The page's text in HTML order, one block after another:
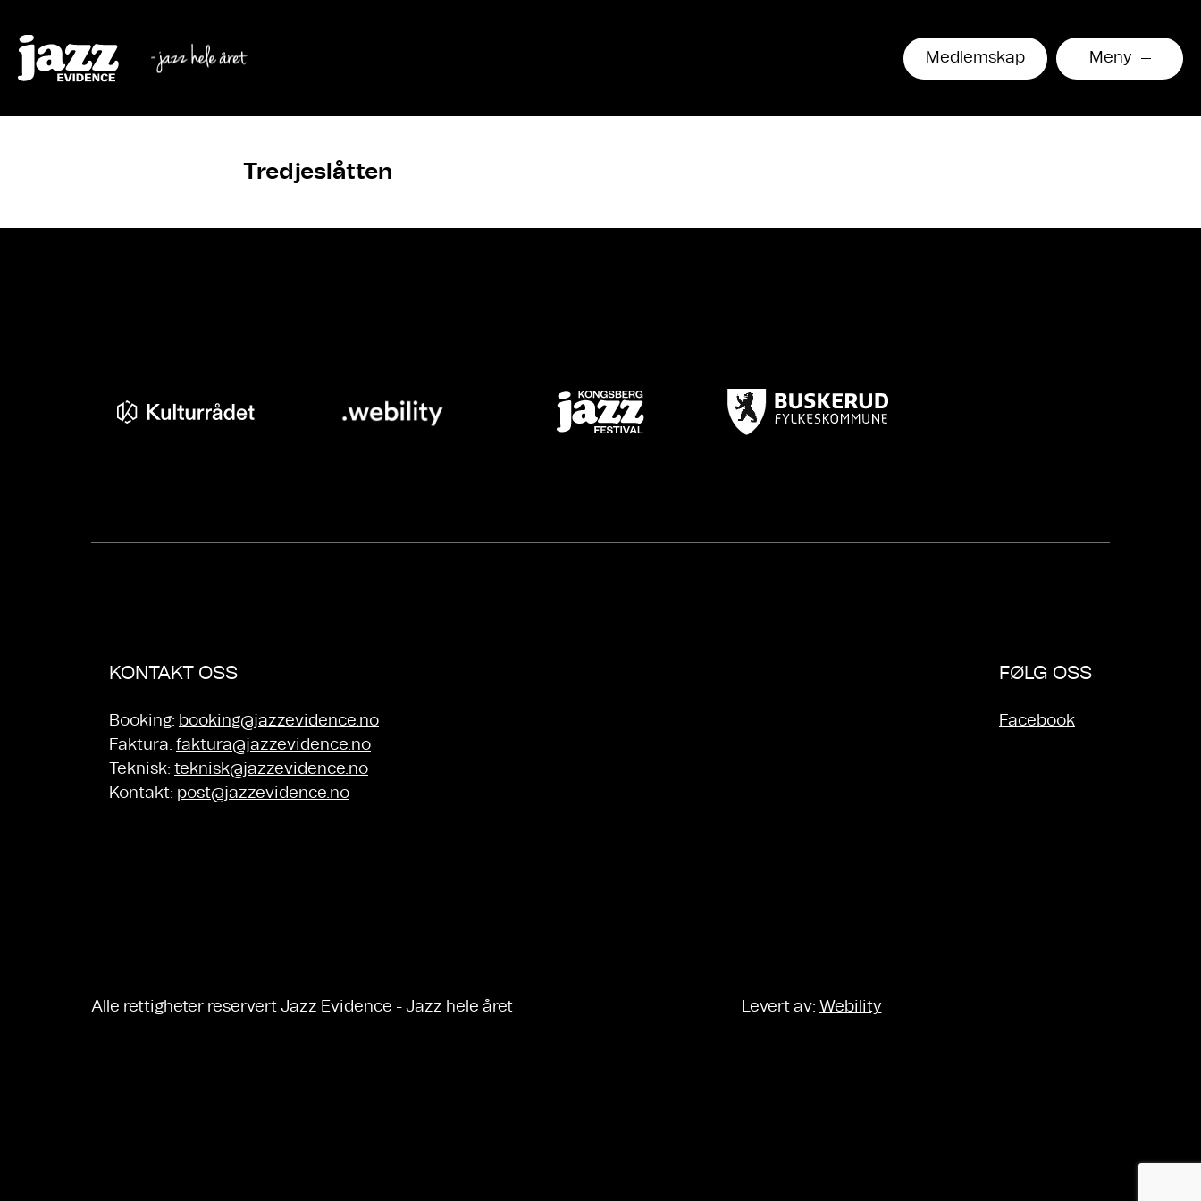
Medlemskap Meny
Tredjeslåtten
KONTAKT OSS
Booking: booking@jazzevidence.no
Faktura: faktura@jazzevidence.no
Teknisk: teknisk@jazzevidence.no
Kontakt: post@jazzevidence.no
FØLG OSS
Facebook
Alle rettigheter reservert Jazz Evidence - Jazz hele året Levert av: Webility